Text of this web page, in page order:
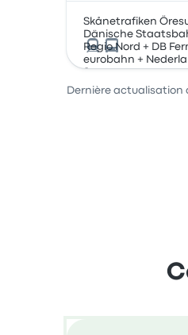
Skånetrafiken
Dänische
Regio Nord + DB
eurobahn +
Spoorwegen
Dernière actualisation